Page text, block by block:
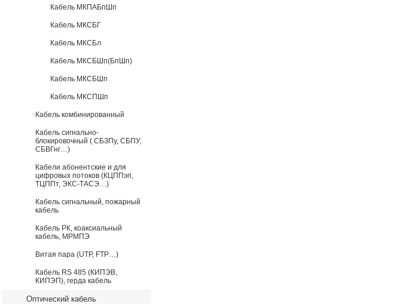
Кабель МКПАБпШп
Кабель МКСБГ
Кабель МКСБл
Кабель МКСБШп(БпШп)
Кабель МКСБШп
Кабель МКСПШп
Кабель комбинированный
Кабель сигнально-
блокировочный ( СБЗПу, СБПУ,
СБВГнг…)
Кабели абонентские и для
цифровых потоков (КЦППэп,
ТЦППт, ЭКС-ТАСЭ…)
Кабель сигнальный, пожарный
кабель
Кабель РК, коаксиальный
кабель, МРМПЭ
Витая пара (UTP, FTP…)
Кабель RS 485 (КИПЭВ,
КИПЭП), герда кабель
Оптический кабель